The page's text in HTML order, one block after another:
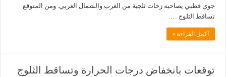
جوي قطبي يصاحبه زخات ثلجية من الغرب والشمال الغربي. ومن المتوقع
تساقط الثلوج …
أكمل القراءة »
توقعات بانخفاض درجات الحرارة وتساقط الثلوج